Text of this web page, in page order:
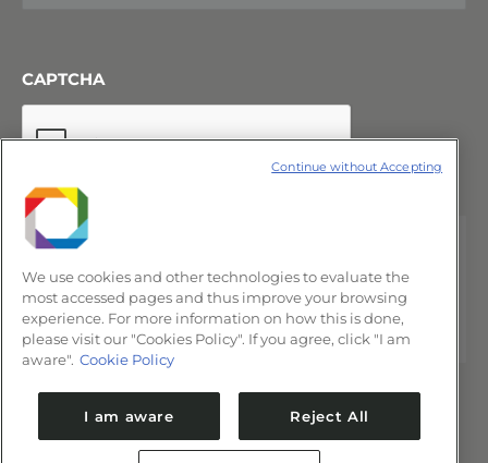
CAPTCHA
We use cookies and other technologies to evaluate the
most accessed pages and thus improve your browsing
experience. For more information on how this is done,
please visit our "Cookies Policy". If you agree, click "I am
aware". Cookie Policy
I am aware Reject All
Continue without Accepting